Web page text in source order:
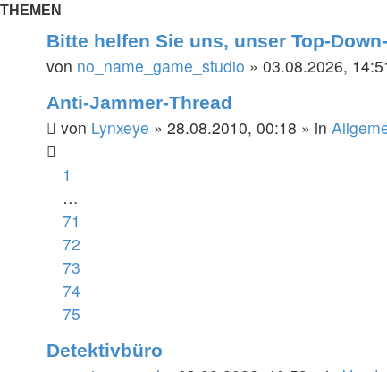
THEMEN
Bitte helfen Sie uns, unser Top-
von no_name_game_studio » 03.08.2026,
Anti-Jammer-Thread
von Lynxeye » 28.08.2010, 00:18 » in
1
…
71
72
73
74
75
Detektivbüro